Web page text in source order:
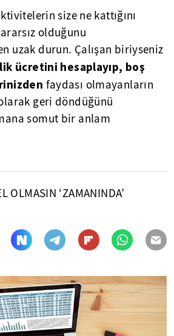
size ne kattığını
olduğunu
uzak durun. Çalışan biriyseniz
ücretini hesaplayıp, boş
faydası olmayanların
geri döndüğünü
somut bir anlam
OLMASIN ‘ZAMANINDA’